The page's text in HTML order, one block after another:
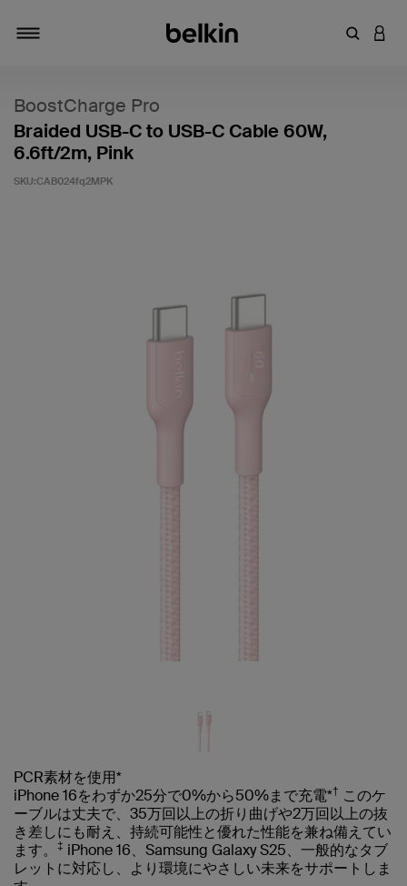
キーワアカ
BoostCharge Pro
Braided USB-C to USB-C Cable 60W,
6.6ft/2m, Pink
SKU:CAB024fq2MPK
PCR素材を使用*
iPhone 16をわずか25分で0%から50%まで充電*† このケ
ーブルは丈夫で、35万回以上の折り曲げや2万回以上の抜
き差しにも耐え、持続可能性と優れた性能を兼ね備えてい
ます。
‡ iPhone 16、Samsung Galaxy S25、一般的なタブ
レットに対応し、より環境にやさしい未来をサポートしま